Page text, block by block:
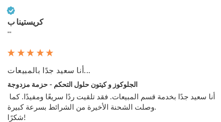
كريستينا ب
""
أنا سعيد جدًا بالمبيعات...
الجلوكوز و كيتون حلول التحكم - حزمة مزدوجة
وصلت الشحنة الأخيرة من الشرائط بسرعة كبيرة.
شكرًا!